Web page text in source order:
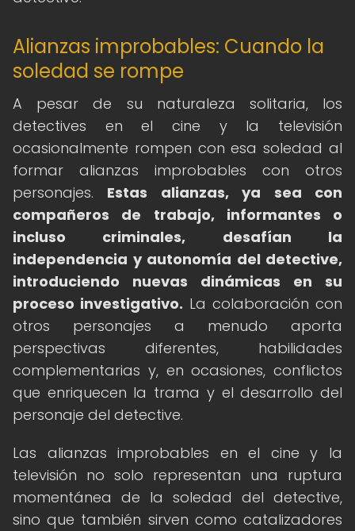
Alianzas improbables: Cuando la
soledad se rompe
A pesar de su naturaleza solitaria, los
detectives en el cine y la televisión
ocasionalmente rompen con esa soledad al
formar alianzas improbables con otros
personajes. Estas alianzas, ya sea con
compañeros de trabajo, informantes o
incluso criminales, desafían la
independencia y autonomía del detective,
introduciendo nuevas dinámicas en su
proceso investigativo. La colaboración con
otros personajes a menudo aporta
perspectivas diferentes, habilidades
complementarias y, en ocasiones, conflictos
que enriquecen la trama y el desarrollo del
personaje del detective.
Las alianzas improbables en el cine y la
televisión no solo representan una ruptura
momentánea de la soledad del detective,
sino que también sirven como catalizadores